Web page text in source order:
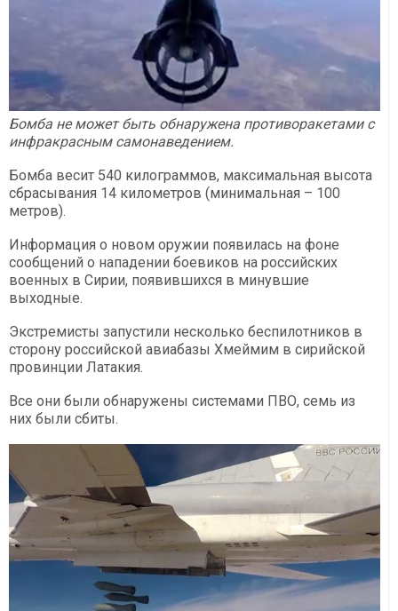
Бомба не может быть обнаружена противоракетами с
инфракрасным самонаведением.
Бомба весит 540 килограммов, максимальная высота
сбрасывания 14 километров (минимальная – 100
метров).
Информация о новом оружии появилась на фоне
сообщений о нападении боевиков на российских
военных в Сирии, появившихся в минувшие
выходные.
Экстремисты запустили несколько беспилотников в
сторону российской авиабазы Хмеймим в сирийской
провинции Латакия.
Все они были обнаружены системами ПВО, семь из
них были сбиты.